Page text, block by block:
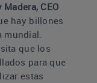
Madera, CEO
hay billones
mundial.
que los
para que
estas